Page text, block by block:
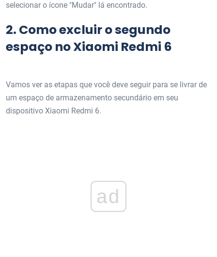
selecionar o ícone "Mudar" lá encontrado.
2. Como excluir o segundo
espaço no Xiaomi Redmi 6
Vamos ver as etapas que você deve seguir para se livrar de
um espaço de armazenamento secundário em seu
dispositivo Xiaomi Redmi 6.
ad